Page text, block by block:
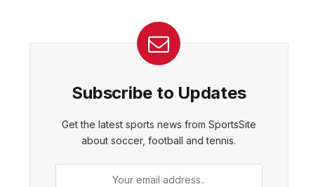
Subscribe to Updates
Get the latest sports news from SportsSite
about soccer, football and tennis.